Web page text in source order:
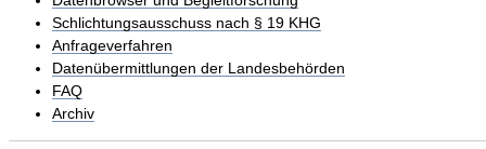
Schlichtungsausschuss nach § 19 KHG
Anfrageverfahren
Datenübermittlungen der Landesbehörden
FAQ
Archiv